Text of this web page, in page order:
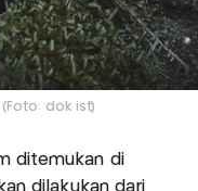
dok ist)
ditemukan di
dilakukan dari